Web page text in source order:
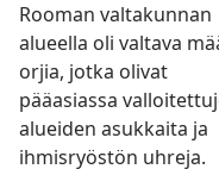
Rooman valtakunnan
alueella oli valtava
orjia, jotka olivat
pääasiassa
alueiden asukkaita ja
ihmisryöstön uhreja.